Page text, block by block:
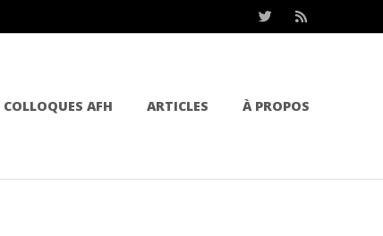
COLLOQUES AFH ARTICLES À PROPOS